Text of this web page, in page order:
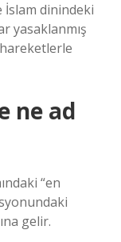
dinindeki
yasaklanmış
ne ad
“en
gelir.